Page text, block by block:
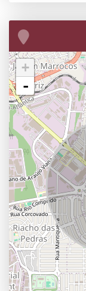
+
-